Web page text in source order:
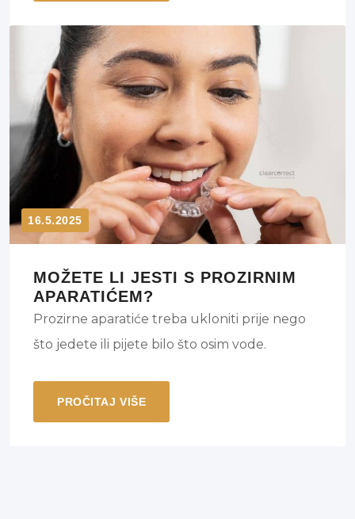
razloga zašto biste trebali odmah posjetiti
stomatologa ako je vaša oralna bol uporna,
pulsirajuća ili postaje drastična.
16.5.2025
MOŽETE LI JESTI S PROZIRNIM
APARATIĆEM?
Prozirne aparatiće treba ukloniti prije nego
što jedete ili pijete bilo što osim vode.
PROČITAJ VIŠE